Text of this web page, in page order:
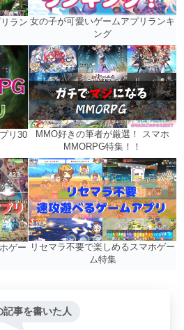
ラン 女の子が可愛いゲームアプリランキ
ング
リ30
MMO好きの筆者が厳選！ スマホ
MMORPG特集！！
ゲー リセマラ不要で楽しめるスマホゲー
ム特集
記事を書いた人